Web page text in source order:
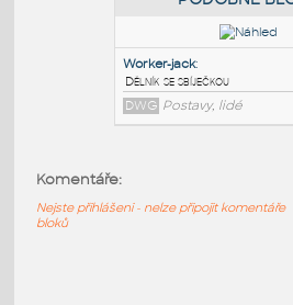
Komentáře:
Nejste přihlášeni - nelze připojit komentáře
bloků